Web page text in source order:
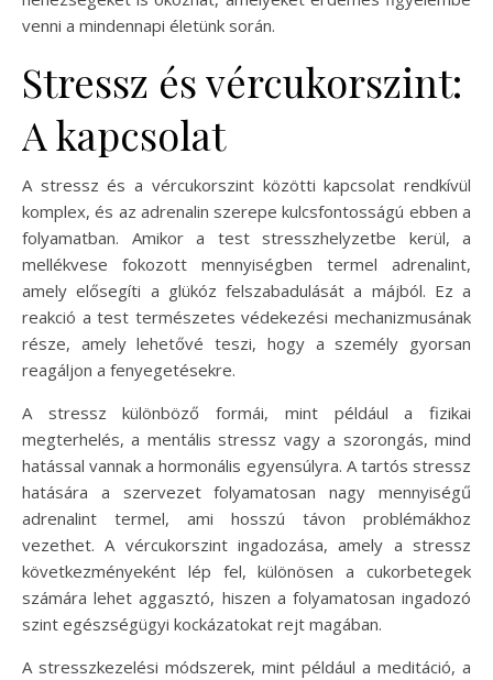
venni a mindennapi életünk során.
Stressz és vércukorszint:
A kapcsolat
A stressz és a vércukorszint közötti kapcsolat rendkívül
komplex, és az adrenalin szerepe kulcsfontosságú ebben a
folyamatban. Amikor a test stresszhelyzetbe kerül, a
mellékvese fokozott mennyiségben termel adrenalint,
amely elősegíti a glükóz felszabadulását a májból. Ez a
reakció a test természetes védekezési mechanizmusának
része, amely lehetővé teszi, hogy a személy gyorsan
reagáljon a fenyegetésekre.
A stressz különböző formái, mint például a fizikai
megterhelés, a mentális stressz vagy a szorongás, mind
hatással vannak a hormonális egyensúlyra. A tartós stressz
hatására a szervezet folyamatosan nagy mennyiségű
adrenalint termel, ami hosszú távon problémákhoz
vezethet. A vércukorszint ingadozása, amely a stressz
következményeként lép fel, különösen a cukorbetegek
számára lehet aggasztó, hiszen a folyamatosan ingadozó
szint egészségügyi kockázatokat rejt magában.
A stresszkezelési módszerek, mint például a meditáció, a